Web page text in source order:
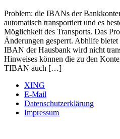
Problem: die IBANs der
automatisch transportiert und es
Möglichkeit des Transports. Das
Änderungen gesperrt. Abhilfe
IBAN der Hausbank wird nicht
Hinweises können die zu den
TIBAN auch […]
XING
E-Mail
Datenschutzerklärung
Impressum